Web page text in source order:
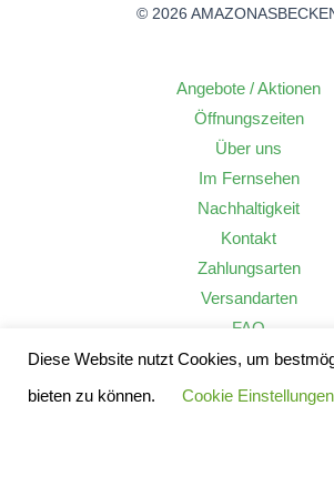
© 2026
Angebote / Aktionen
Öffnungszeiten
Über uns
Im Fernsehen
Nachhaltigkeit
Kontakt
Zahlungsarten
Versandarten
FAQ
Widerrufsrecht
AGB
Diese Website nutzt Cookies, um
bieten zu können.
Cookie Einstellungen